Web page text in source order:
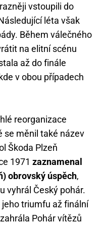
vstoupili do
léta však
Během válečného
na elitní scénu
až do finále
v obou případech
reorganizace
se měnil také název
Škoda Plzeň
1971 zaznamenal
obrovský úspěch,
vyhrál Český pohár.
triumfu až finální
Pohár vítězů